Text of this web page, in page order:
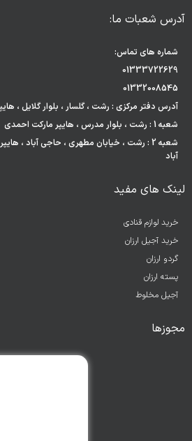
آدرس شعبات ما:
شماره های تماس:
01333722629
01332008545
آدرس دفتر مرکزی : رشت ، گلسار ، بلوار گلایل ،
شعبه 1 : رشت ، بلوار مدرس ، هایپر مارکت احمدی
شعبه 2 : رشت ، خیابان مطهری ، حاجی آباد ،
آباد
لینک های مفید
خرید لوازم قنادی
خرید آجیل ارزان
گردو ارزان
پسته ارزان
آجیل مخلوط
مجوزها